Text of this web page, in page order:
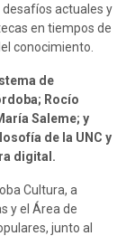
actuales y
en tiempos de
conocimiento.
de
Rocío
Saleme; y
de la UNC y
digital.
Cultura, a
y el Área de
junto al